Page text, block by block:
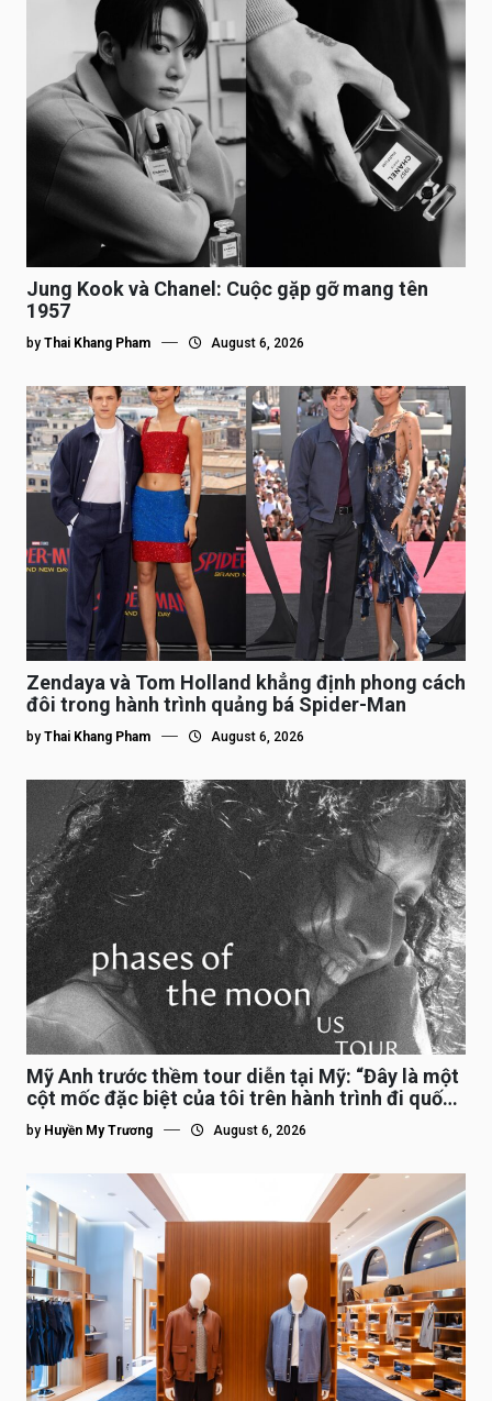
Jung Kook và Chanel: Cuộc gặp gỡ mang tên
1957
by Thai Khang Pham August 6, 2026
Zendaya và Tom Holland khẳng định phong cách
đôi trong hành trình quảng bá Spider-Man
by Thai Khang Pham August 6, 2026
Mỹ Anh trước thềm tour diễn tại Mỹ: “Đây là một
cột mốc đặc biệt của tôi trên hành trình đi quốc
tế”
by Huyền My Trương August 6, 2026